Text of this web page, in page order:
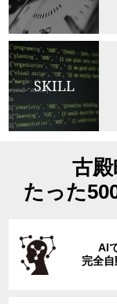
SKILL
古
たった
AI
完全